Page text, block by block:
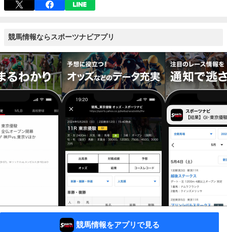
競馬情報ならスポーツナビアプリ
競馬情報をアプリで見る